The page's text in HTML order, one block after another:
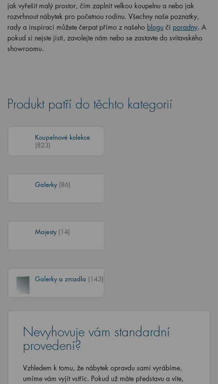
jak vyřešit malý prostor, čím zaplnit velkou koupelnu a nebo jak
rozvrhnout nábytek pro početnou rodinu. Všechny naše poznatky,
rady a inspiraci můžete čerpat přímo z našeho blogu či poradny. A
pokud si nejste jisti, zavolejte nám nebo se zastavte do svitavského
showroomu.
Produkt patří do těchto kategorií
Koupelnové kolekce
(823)
Galerky (86)
Majesty (14)
Galerky a zrcadla (143)
Nevyhovuje vám standardní
provedení?
Vzhledem k tomu, že nábytek opravdu sami vyrábíme,
umíme vám vyjít vstříc. Pokud už máte představu a víte,